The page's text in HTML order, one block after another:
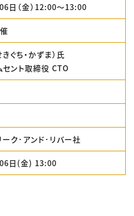
日（金）12:00〜13:00
ぐち・かずま）氏
ント取締役 CTO
ク･アンド･リバー社
日(金) 13:00